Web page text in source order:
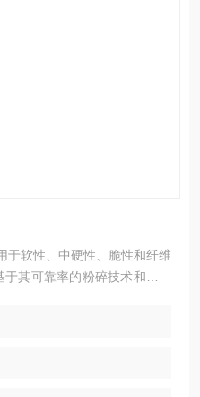
于软性、中硬性、脆性和纤维
其可靠率的粉碎技术和内容
滞留很短的时间，因此样品
研开发中样品前处理过程的